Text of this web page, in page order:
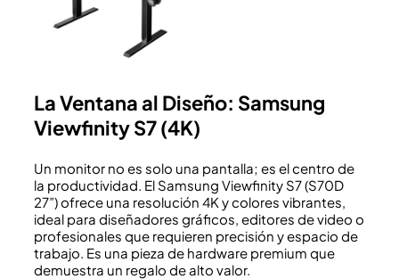
La Ventana al Diseño: Samsung
Viewfinity S7 (4K)
Un monitor no es solo una pantalla; es el centro de
la productividad. El Samsung Viewfinity S7 (S70D
27”) ofrece una resolución 4K y colores vibrantes,
ideal para diseñadores gráficos, editores de video o
profesionales que requieren precisión y espacio de
trabajo. Es una pieza de hardware premium que
demuestra un regalo de alto valor.